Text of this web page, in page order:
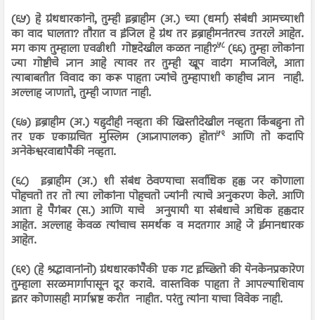
(६५) हे ग्रंथधारकांनो, तुम्ही इब्राहीम (अ.) च्या (धर्मा) संबंधी आमच्याशी
का वाद घालता? तौरात व इंजिल हे ग्रंथ तर इब्राहीमनंतरच उतरले आहेत.
मग काय तुम्हाला एवढीशी गोष्टदेखील कळत नाही?५८(६६) तुम्हा लोकांना
ज्या गोष्टीचे ज्ञान आहे त्यावर तर तुम्ही खूप वादंग माजविले, आता
त्याबाबतीत विवाद का करू पाहता ज्यांचे तुम्हापाशी काहीच ज्ञान नाही.
अल्लाह जाणतो, तुम्ही जाणत नाही.
(६७) इब्राहीम (अ.) यहुदीही नव्हता की खिस्तीदेखील नव्हता किंबहुना तो
तर एक एकाग्रचित मुस्लिम (आज्ञापालक) होता५९आणि तो कदापि
अनेकेश्वरवाद्यांपैकी नव्हता.
(६८) इब्राहीम (अ.) शी संबंध ठेवण्याचा सर्वाधिक हक्क जर कोणाला
पोहचतो तर तो त्या लोकांना पोहचतो ज्यांनी त्याचे अनुकरण केले. आणि
आता हे पैगंबर (स.) आणि याचे अनुयायी या संबंधाचे अधिक हक्कदार
आहेत. अल्लाह केवळ त्यांचाच समर्थक व मदतगार आहे जे ईमानधारक
आहेत.
(६९) (हे श्रद्धावानांनो) ग्रंथधारकांपैकी एक गट इच्छितो की येनकेनप्रकारेण
तुम्हाला सरळमार्गापासून दूर करावे. वास्तविक पाहता ते आपल्याशिवाय
इतर कोणासही मार्गभ्रष्ट करीत नाहीत. परंतु त्यांना याचा विवेक नाही.